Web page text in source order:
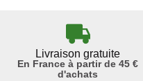
Livraison gratuite
En France à partir de 45 €
d'achats